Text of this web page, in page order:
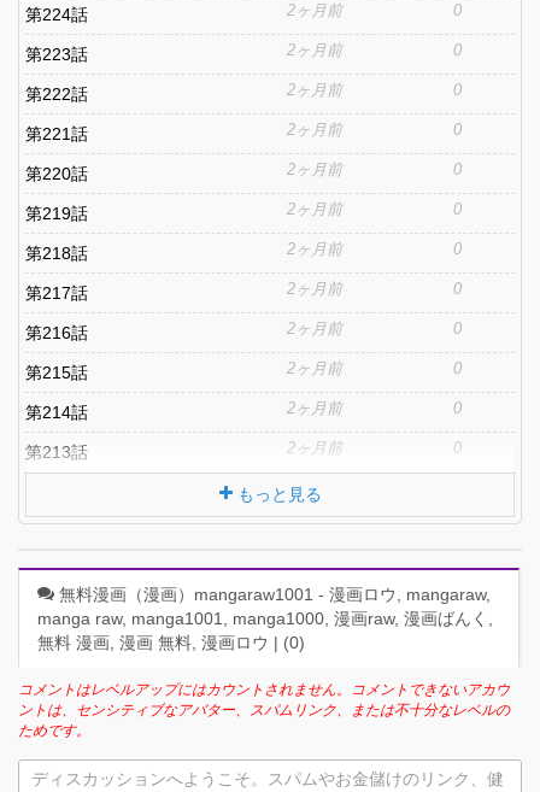
第224話 2ヶ月前 0
第223話 2ヶ月前 0
第222話 2ヶ月前 0
第221話 2ヶ月前 0
第220話 2ヶ月前 0
第219話 2ヶ月前 0
第218話 2ヶ月前 0
第217話 2ヶ月前 0
第216話 2ヶ月前 0
第215話 2ヶ月前 0
第214話 2ヶ月前 0
第213話 2ヶ月前 0
もっと見る
無料漫画（漫画）mangaraw1001 - 漫画ロウ, mangaraw,
manga raw, manga1001, manga1000, 漫画raw, 漫画ばんく,
無料 漫画, 漫画 無料, 漫画ロウ | (0)
コメントはレベルアップにはカウントされません。コメントできないアカウ
ントは、センシティブなアバター、スパムリンク、または不十分なレベルの
ためです。
ディスカッションへようこそ。スパムやお金儲けのリンク、健